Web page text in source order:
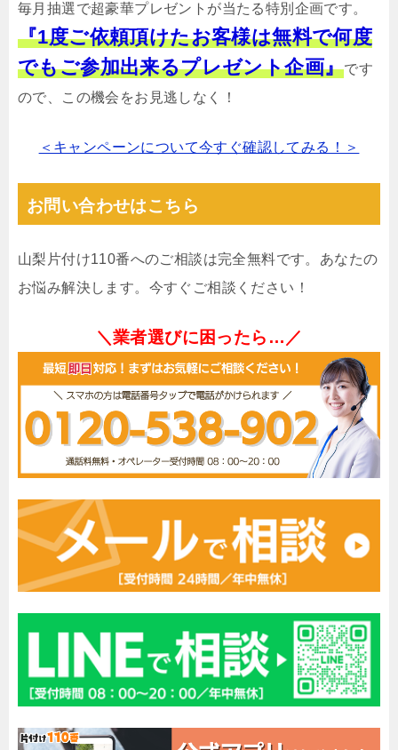
毎月抽選で超豪華プレゼントが当たる特別企画です。
『1度ご依頼頂けたお客様は無料で何度
でもご参加出来るプレゼント企画』です
ので、この機会をお見逃しなく！
＜キャンペーンについて今すぐ確認してみる！＞
お問い合わせはこちら
山梨片付け110番へのご相談は完全無料です。あなたの
お悩み解決します。今すぐご相談ください！
＼業者選びに困ったら…／